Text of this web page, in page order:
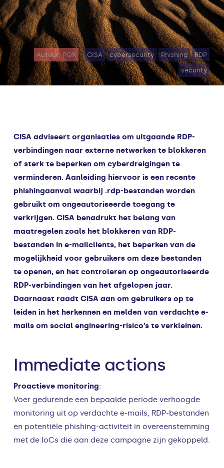
Auteur: PQR CISA cybersecurity Phishing RDP
security
CISA adviseert organisaties om uitgaande RDP-
verbindingen naar externe netwerken te blokkeren
of sterk te beperken om cyberdreigingen te
verminderen. Aanleiding hiervoor is een recente
phishingaanval waarbij .rdp-bestanden worden
gebruikt om ongeautoriseerde toegang te
verkrijgen. CISA benadrukt het belang van
maatregelen zoals het blokkeren van RDP-
bestanden in e-mailclients, het beperken van de
mogelijkheid voor gebruikers om deze bestanden
te openen, en het controleren op ongeautoriseerde
RDP-verbindingen van het afgelopen jaar.
Daarnaast raadt CISA aan om gebruikers op te
leiden in het herkennen en melden van verdachte e-
mails om social engineering-risico’s te verkleinen.
Immediate actions
Proactieve monitoring:
Voer gedurende een bepaalde periode verhoogde
monitoring uit op verdachte e-mails, RDP-bestanden
en potentiële phishing-activiteit in overeenstemming
met de IoCs die aan deze campagne zijn gekoppeld.